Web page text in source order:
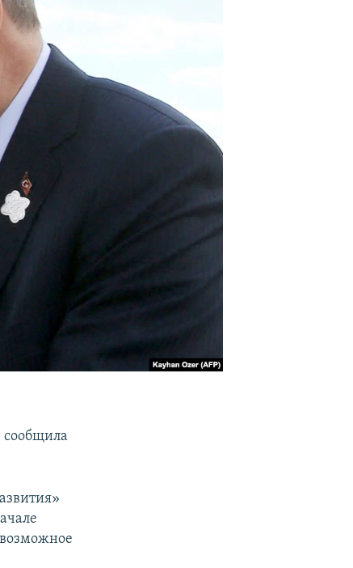
сообщила
возможное